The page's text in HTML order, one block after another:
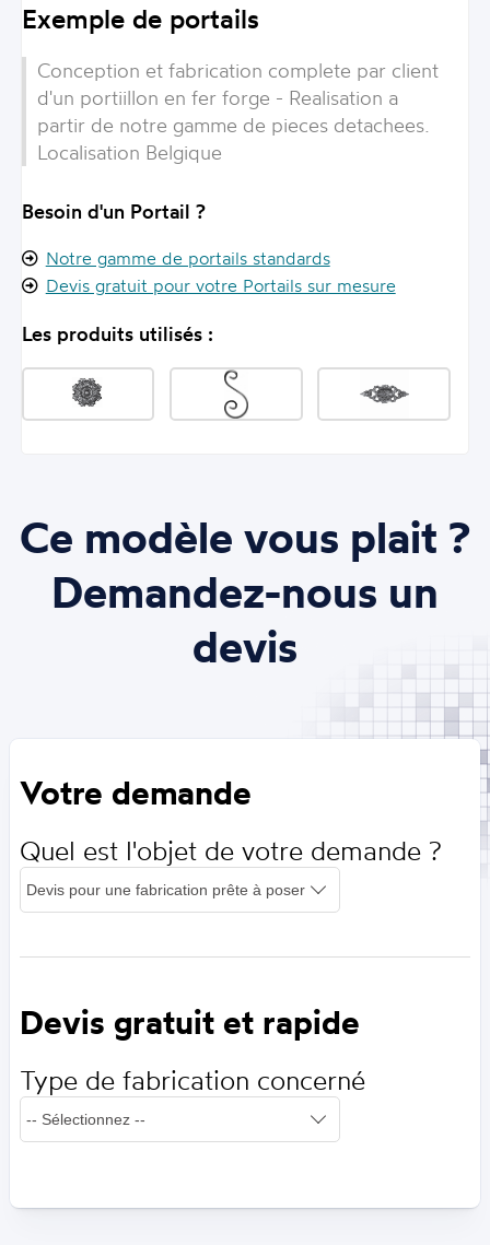
Exemple de portails
Conception et fabrication complete par client
d'un portiillon en fer forge - Realisation a
partir de notre gamme de pieces detachees.
Localisation Belgique
Besoin d'un Portail ?
Notre gamme de portails standards
Devis gratuit pour votre Portails sur mesure
Les produits utilisés :
Ce modèle vous plait ?
Demandez-nous un
devis
Votre demande
Quel est l'objet de votre demande ?
Devis gratuit et rapide
Type de fabrication concerné